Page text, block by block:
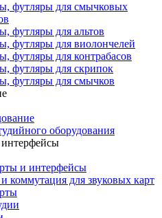
футляры для смычковых
футляры для альтов
футляры для виолончелей
футляры для контрабасов
футляры для скрипок
футляры для смычков
оборудования
и интерфейсы
коммутация для звуковых карт